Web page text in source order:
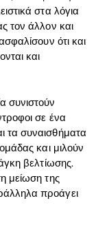
στα λόγια
τον άλλον και
ότι και
και
συνιστούν
σε ένα
τα συναισθήματα
και μιλούν
βελτίωσης.
μείωση της
προάγει